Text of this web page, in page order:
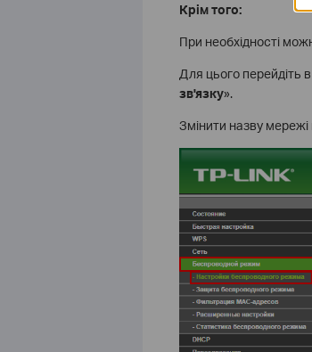
Крім того:
При необхідності
Для цього перейдіть
зв'язку».
Змінити назву